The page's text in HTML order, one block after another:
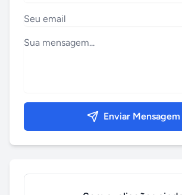
Enviar Mensagem